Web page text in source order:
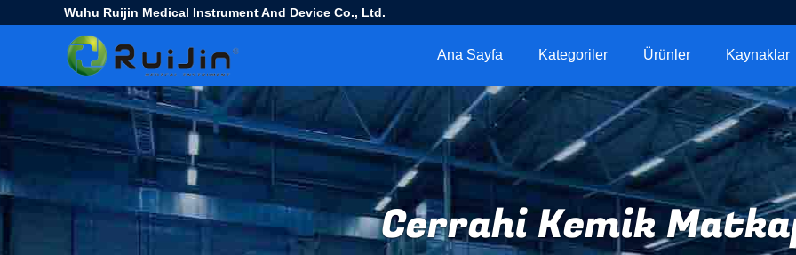
Wuhu Ruijin Medical Instrument And Device Co., Ltd.
Ana Sayfa Kategoriler Ürünler Kaynaklar
Cerrahi Kemik